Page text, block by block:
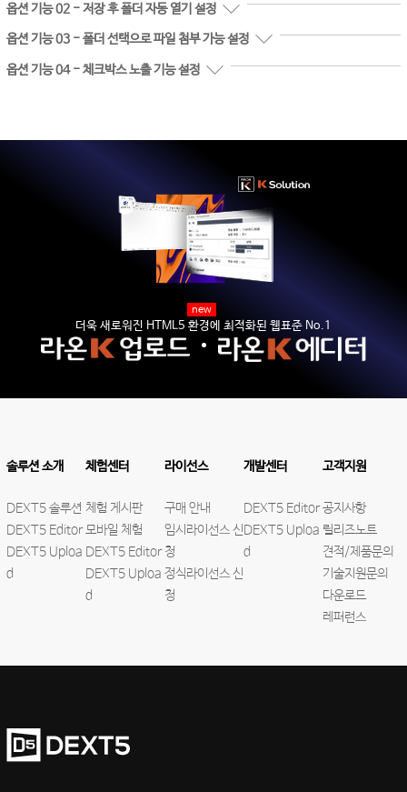
옵션 기능 02 - 저장 후 폴더 자동 열기 설정
옵션 기능 03 - 폴더 선택으로 파일 첨부 가능 설정
옵션 기능 04 - 체크박스 노출 기능 설정
new
더욱 새로워진 HTML5 환경에 최적화된 웹표준 No.1
솔루션 소개
DEXT5 솔루션
DEXT5 Editor
DEXT5 Uploa
d
체험센터
체험 게시판
모바일 체험
DEXT5 Editor
DEXT5 Uploa
d
라이선스
구매 안내
임시라이선스 신
청
정식라이선스 신
청
개발센터
DEXT5 Editor
DEXT5 Uploa
d
고객지원
공지사항
릴리즈노트
견적/제품문의
기술지원문의
다운로드
레퍼런스